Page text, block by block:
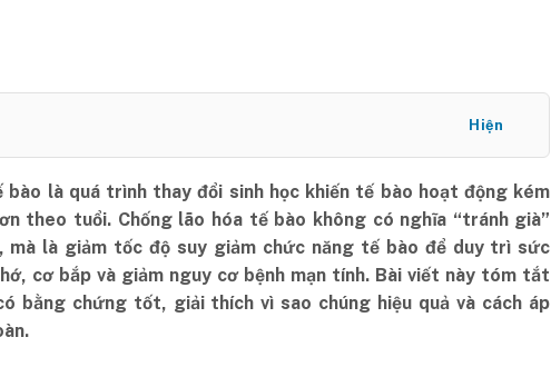
Hiện
bào là quá trình thay đổi sinh học khiến tế bào hoạt động kém
theo tuổi. Chống lão hóa tế bào không có nghĩa “tránh già”
mà là giảm tốc độ suy giảm chức năng tế bào để duy trì sức
cơ bắp và giảm nguy cơ bệnh mạn tính. Bài viết này tóm tắt
bằng chứng tốt, giải thích vì sao chúng hiệu quả và cách áp